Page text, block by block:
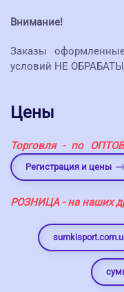
Внимание!
Заказы
условий НЕ
Цены
Торговля -
Регистрация и цены
РОЗНИЦА - на наших